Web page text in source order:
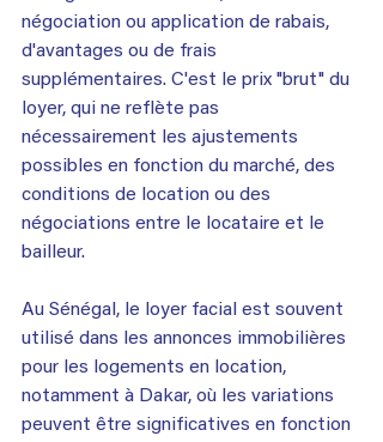
négociation ou application de rabais,
d'avantages ou de frais
supplémentaires. C'est le prix "brut" du
loyer, qui ne reflète pas
nécessairement les ajustements
possibles en fonction du marché, des
conditions de location ou des
négociations entre le locataire et le
bailleur.
Au Sénégal, le loyer facial est souvent
utilisé dans les annonces immobilières
pour les logements en location,
notamment à Dakar, où les variations
peuvent être significatives en fonction